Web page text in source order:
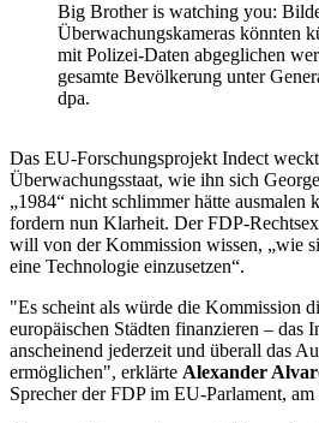
Big Brother is watching you:
Überwachungskameras könnten
mit Polizei-Daten abgeglichen
gesamte Bevölkerung unter
dpa.
Das EU-Forschungsprojekt Indect
Überwachungsstaat, wie ihn sich
„1984“ nicht schlimmer hätte ausmalen
fordern nun Klarheit. Der FDP-
will von der Kommission wissen, „wie
eine Technologie einzusetzen“.
"Es scheint als würde die Kommission
europäischen Städten finanzieren – das
anscheinend jederzeit und überall das
ermöglichen", erklärte Alexander
Sprecher der FDP im EU-Parlament, am